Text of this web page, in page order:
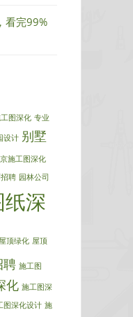
看完99%
图深化 专业
设计 别墅
施工图深化
聘 园林公司
纸深
屋顶绿化 屋顶
聘 施工图
化 施工图深
图深化设计 施